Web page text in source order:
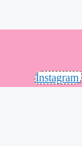
Instagram